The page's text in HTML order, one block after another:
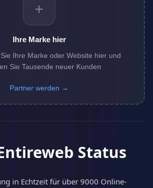
+
Ihre Marke hier
Ihre Marke oder Website hier und
Sie Tausende neuer Kunden
Partner werden →
Status
in Echtzeit für über 9000 Online-